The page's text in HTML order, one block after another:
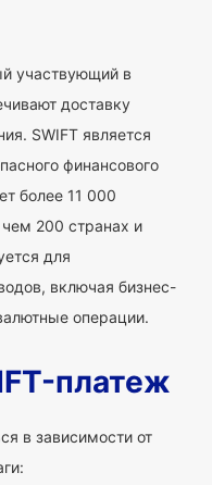
участвующий в
доставку
SWIFT является
финансового
более 11 000
200 странах и
для
включая бизнес-
операции.
платеж
в зависимости от